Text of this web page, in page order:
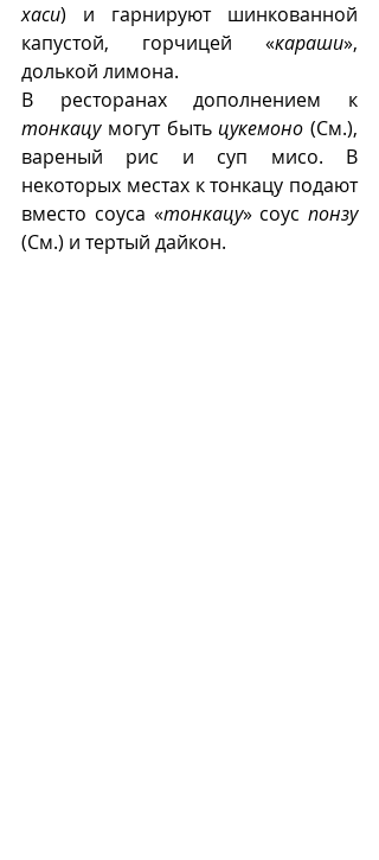
хаси) и гарнируют шинкованной
капустой, горчицей «караши»,
долькой лимона.
тонкацу могут быть цукемоно (См.),
вареный рис и суп мисо. В
некоторых местах к тонкацу подают
вместо соуса «тонкацу» соус понзу
(См.) и тертый дайкон.